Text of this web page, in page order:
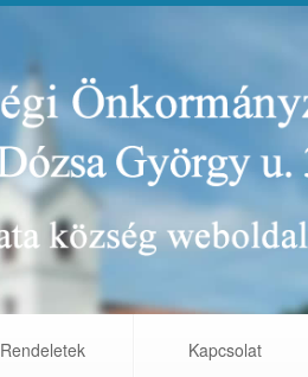
Rendeletek Kapcsolat